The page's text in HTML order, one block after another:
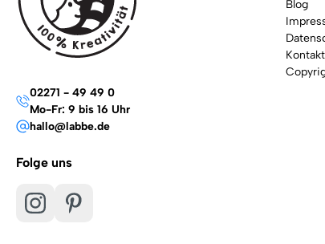
02271 - 49 49 0
Mo-Fr: 9 bis 16 Uhr
hallo@labbe.de
Folge uns
Blog
Kontakt